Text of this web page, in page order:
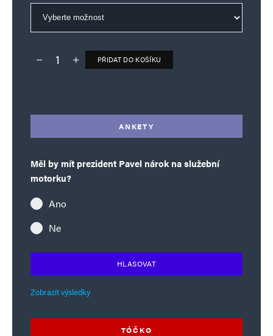
Deník TO – verze bez reklam množství
PŘIDAT DO KOŠÍKU
ANKETY
Měl by mít prezident Pavel nárok na služební
motorku?
Ano
Ne
HLASOVAT
Zobrazit výsledky
TÓČKO